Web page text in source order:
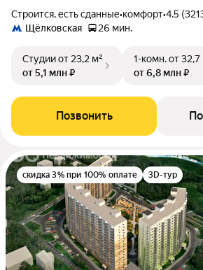
Строится, есть сданные•комфорт•4.5
Щёлковская
26 мин.
Студииот 23,2 м²
от 5,1 млн ₽
1-комн.от 32,7
от 6,8 млн ₽
Позвонить
скидка 3% при 100% оплате 3D-тур